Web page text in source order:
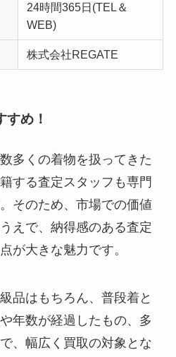
24時間365日(TEL＆
WEB)
株式会社REGATE
すめ！
多くの着物を扱ってきた
する査定スタッフも専門
そのため、市場での価値
えで、納得感のある査定
が大きな魅力です。
品はもちろん、普段着と
年数が経過したもの、多
、幅広く買取の対象とな